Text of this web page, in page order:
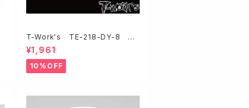
T-Work's TE-218-DY-8 2
WD用スリムフロントホイール・イ
エロー 【アソシ/ヨコモ/京商/XRA
Y用・8ケ入】
¥1,961
10%OFF